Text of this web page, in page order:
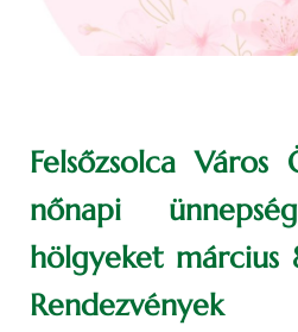
Felsőzsolca Város
nőnapi
hölgyeket március